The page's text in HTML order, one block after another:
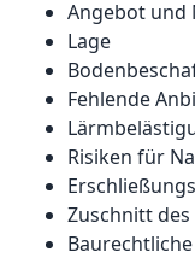
Angebot und
Lage
Fehlende
Risiken für
Zuschnitt